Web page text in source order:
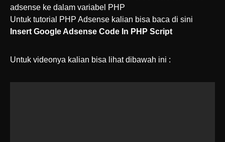
adsense ke dalam variabel PHP
Untuk tutorial PHP Adsense kalian bisa baca di sini
Insert Google Adsense Code In PHP Script
Untuk videonya kalian bisa lihat dibawah ini :